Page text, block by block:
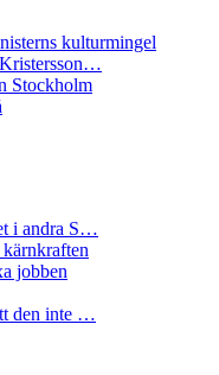
kulturmingel
Stockholm
i andra S…
kärnkraften
jobben
den inte …